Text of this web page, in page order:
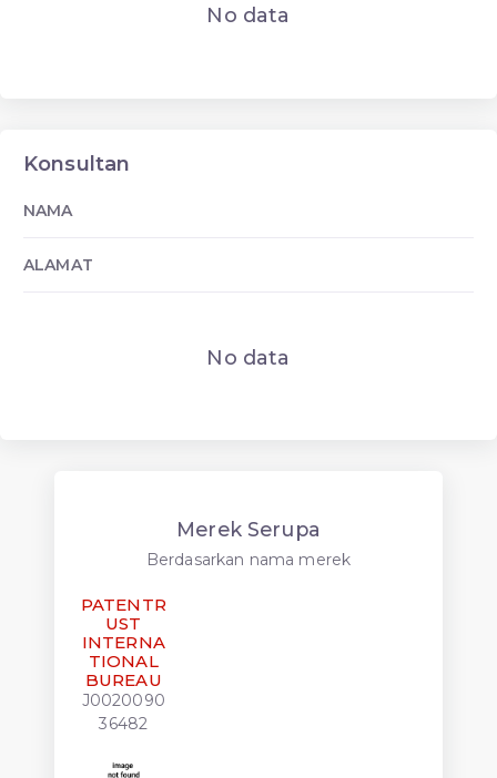
No data
Konsultan
NAMA
ALAMAT
No data
Merek Serupa
Berdasarkan nama merek
PATENTR
UST
INTERNA
TIONAL
BUREAU
J0020090
36482